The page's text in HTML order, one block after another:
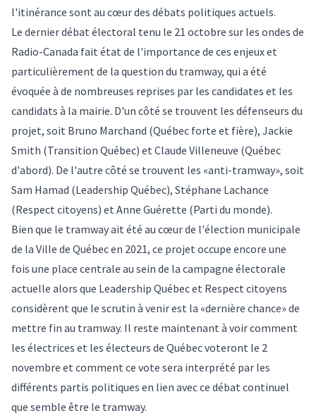
l'itinérance sont au cœur des débats politiques actuels.
Le dernier débat électoral tenu le 21 octobre sur les ondes de
Radio-Canada fait état de l'importance de ces enjeux et
particulièrement de la question du tramway, qui a été
évoquée à de nombreuses reprises par les candidates et les
candidats à la mairie. D'un côté se trouvent les défenseurs du
projet, soit Bruno Marchand (Québec forte et fière), Jackie
Smith (Transition Québec) et Claude Villeneuve (Québec
d'abord). De l'autre côté se trouvent les «anti-tramway», soit
Sam Hamad (Leadership Québec), Stéphane Lachance
(Respect citoyens) et Anne Guérette (Parti du monde).
Bien que le tramway ait été au cœur de l'élection municipale
de la Ville de Québec en 2021, ce projet occupe encore une
fois une place centrale au sein de la campagne électorale
actuelle alors que Leadership Québec et Respect citoyens
considèrent que le scrutin à venir est la «dernière chance» de
mettre fin au tramway. Il reste maintenant à voir comment
les électrices et les électeurs de Québec voteront le 2
novembre et comment ce vote sera interprété par les
différents partis politiques en lien avec ce débat continuel
que semble être le tramway.